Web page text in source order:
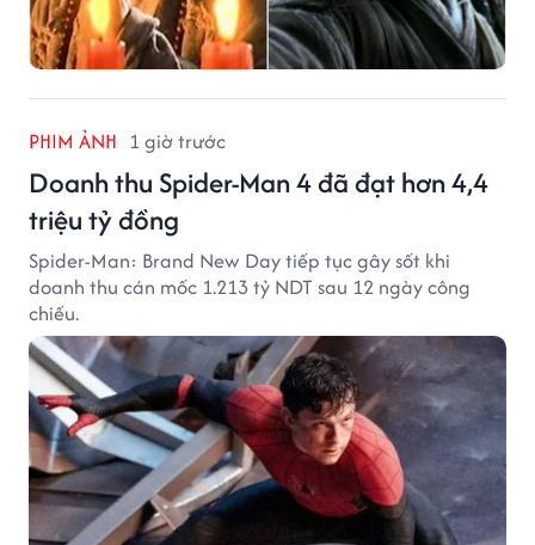
PHIM ẢNH 1 giờ trước
Doanh thu Spider-Man 4 đã đạt hơn 4,4
triệu tỷ đồng
Spider-Man: Brand New Day tiếp tục gây sốt khi
doanh thu cán mốc 1.213 tỷ NDT sau 12 ngày công
chiếu.